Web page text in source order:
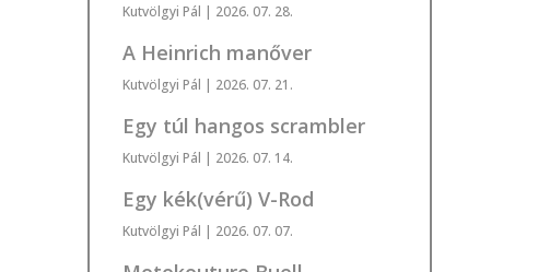
Kutvölgyi Pál | 2026. 07. 28.
A Heinrich manőver
Kutvölgyi Pál | 2026. 07. 21.
Egy túl hangos scrambler
Kutvölgyi Pál | 2026. 07. 14.
Egy kék(vérű) V-Rod
Kutvölgyi Pál | 2026. 07. 07.